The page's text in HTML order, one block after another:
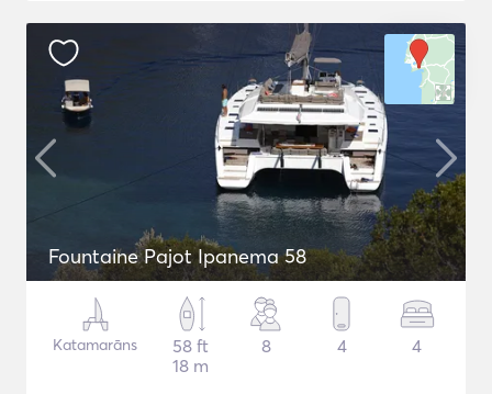
Fountaine Pajot Ipanema 58
Katamarāns
58 ft
18 m
8 4 4